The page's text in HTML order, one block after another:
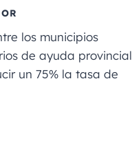
m n
g
er
A
p
p
los municipios
de ayuda provincial
un 75% la tasa de